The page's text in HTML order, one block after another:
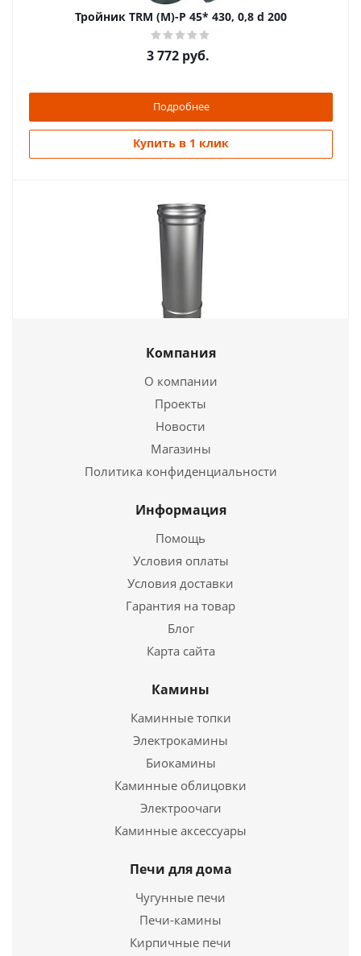
Тройник TRМ (М)-Р 45* 430, 0,8 d 200
3 772 руб.
Подробнее
Купить в 1 клик
438руб.
Подробнее
Купить в 1 клик
Купить в 1 клик
Компания
О компании
Проекты
Новости
Магазины
Политика конфиденциальности
Информация
Помощь
Условия оплаты
Условия доставки
Гарантия на товар
Блог
Карта сайта
Камины
Каминные топки
Электрокамины
Биокамины
Каминные облицовки
Электроочаги
Каминные аксессуары
Печи для дома
Чугунные печи
Печи-камины
Кирпичные печи